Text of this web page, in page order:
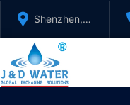
kandungan
Shenzhen,
GuangDong,
China